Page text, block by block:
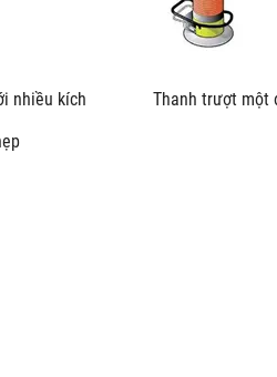
với nhiều kích Thanh
hẹp